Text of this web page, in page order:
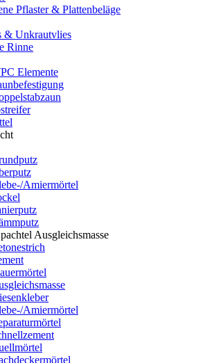
Pflaster & Plattenbeläge
& Unkrautvlies
Rinne
Elemente
Amiermörtel
Ausgleichsmasse
Amiermörtel